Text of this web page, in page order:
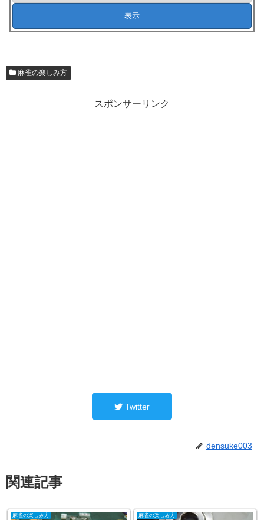
麻雀の楽しみ方
スポンサーリンク
Twitter
densuke003
関連記事
麻雀の楽しみ方 麻雀の楽しみ方